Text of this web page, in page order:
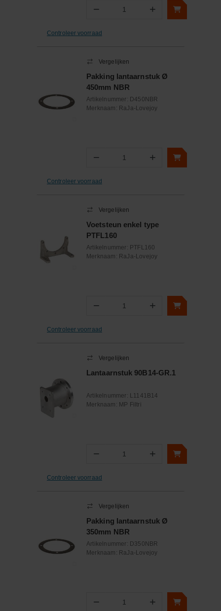
− Aantal +
Controleer voorraad
Vergelijken
Pakking lantaarnstuk Ø
450mm NBR
Artikelnummer: D450NBR
Merknaam: RaJa-Lovejoy
− Aantal +
Controleer voorraad
Vergelijken
Voetsteun enkel type
PTFL160
Artikelnummer: PTFL160
Merknaam: RaJa-Lovejoy
− Aantal +
Controleer voorraad
Vergelijken
Lantaarnstuk 90B14-GR.1
Artikelnummer: L1141B14
Merknaam: MP Filtri
− Aantal +
Controleer voorraad
Vergelijken
Pakking lantaarnstuk Ø
350mm NBR
Artikelnummer: D350NBR
Merknaam: RaJa-Lovejoy
− Aantal +